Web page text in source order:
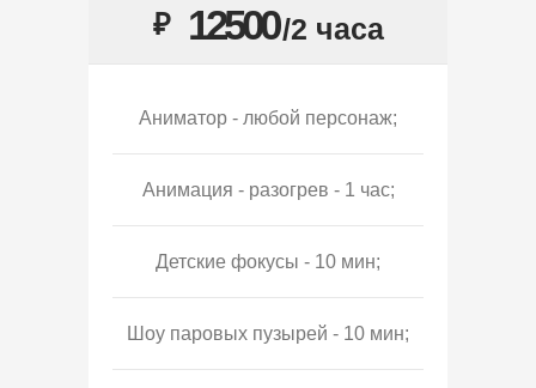
₽ 12500/2 часа
Аниматор - любой персонаж;
Анимация - разогрев - 1 час;
Детские фокусы - 10 мин;
Шоу паровых пузырей - 10 мин;